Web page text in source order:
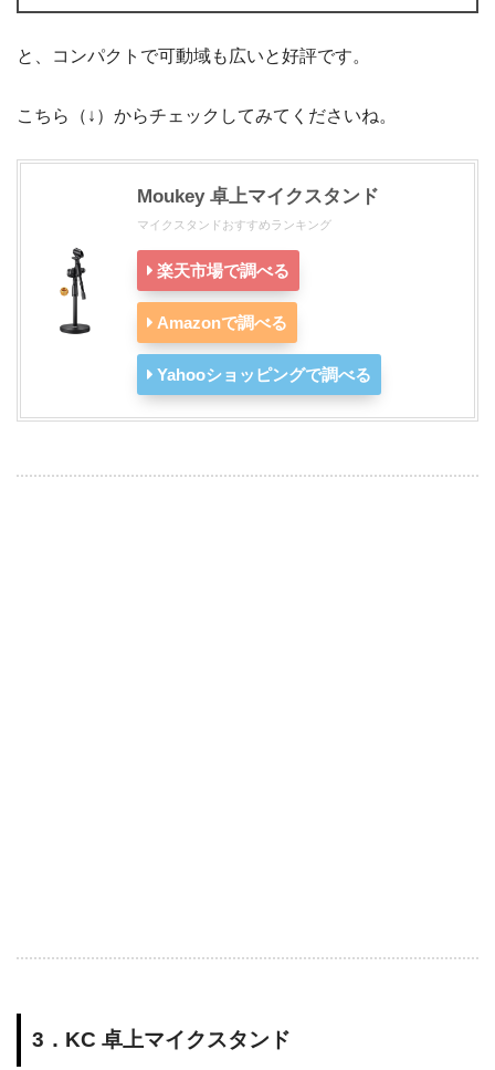
と、コンパクトで可動域も広いと好評です。
こちら（↓）からチェックしてみてくださいね。
Moukey 卓上マイクスタンド
マイクスタンドおすすめランキング
楽天市場で調べる
Amazonで調べる
Yahooショッピングで調べる
3．KC 卓上マイクスタンド